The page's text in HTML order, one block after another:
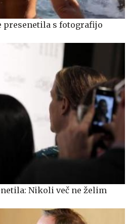
presenetila s fotografijo
Nikoli več ne želim